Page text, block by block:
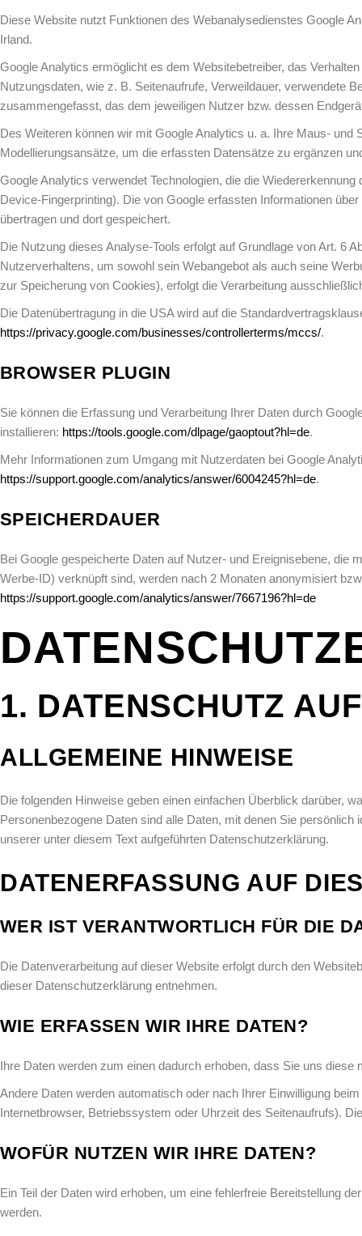
Diese Website nutzt Funktionen des Webanalysedienstes Google
Irland.
Google Analytics ermöglicht es dem Websitebetreiber, das
Nutzungsdaten, wie z. B. Seitenaufrufe, Verweildauer, verwendete
zusammengefasst, das dem jeweiligen Nutzer bzw. dessen
Des Weiteren können wir mit Google Analytics u. a. Ihre Maus-
Modellierungsansätze, um die erfassten Datensätze zu ergänzen
Google Analytics verwendet Technologien, die die
Device-Fingerprinting). Die von Google erfassten Informationen
übertragen und dort gespeichert.
Die Nutzung dieses Analyse-Tools erfolgt auf Grundlage von Art. 6
Nutzerverhaltens, um sowohl sein Webangebot als auch seine
zur Speicherung von Cookies), erfolgt die Verarbeitung
Die Datenübertragung in die USA wird auf die
https://privacy.google.com/businesses/controllerterms/mccs/.
BROWSER PLUGIN
Sie können die Erfassung und Verarbeitung Ihrer Daten durch
installieren: https://tools.google.com/dlpage/gaoptout?hl=de.
Mehr Informationen zum Umgang mit Nutzerdaten bei Google
https://support.google.com/analytics/answer/6004245?hl=de.
SPEICHERDAUER
Bei Google gespeicherte Daten auf Nutzer- und Ereignisebene,
Werbe-ID) verknüpft sind, werden nach 2 Monaten anonymisiert
https://support.google.com/analytics/answer/7667196?hl=de
1. DATENSCHUTZ
ALLGEMEINE HINWEISE
Die folgenden Hinweise geben einen einfachen Überblick darüber,
Personenbezogene Daten sind alle Daten, mit denen Sie
unserer unter diesem Text aufgeführten Datenschutzerklärung.
DATENERFASSUNG AUF
WER IST VERANTWORTLICH FÜR DIE
Die Datenverarbeitung auf dieser Website erfolgt durch den
dieser Datenschutzerklärung entnehmen.
WIE ERFASSEN WIR IHRE DATEN?
Ihre Daten werden zum einen dadurch erhoben, dass Sie uns
Andere Daten werden automatisch oder nach Ihrer Einwilligung
Internetbrowser, Betriebssystem oder Uhrzeit des Seitenaufrufs).
WOFÜR NUTZEN WIR IHRE DATEN?
Ein Teil der Daten wird erhoben, um eine fehlerfreie Bereitstellung
werden.